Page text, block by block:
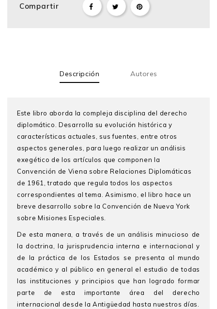
Compartir
Descripción Autores
Este libro aborda la compleja disciplina del derecho
diplomático. Desarrolla su evolución histórica y
características actuales, sus fuentes, entre otros
aspectos generales, para luego realizar un análisis
exegético de los artículos que componen la
Convención de Viena sobre Relaciones Diplomáticas
de 1961, tratado que regula todos los aspectos
correspondientes al tema. Asimismo, el libro hace un
breve desarrollo sobre la Convención de Nueva York
sobre Misiones Especiales.
De esta manera, a través de un análisis minucioso de
la doctrina, la jurisprudencia interna e internacional y
de la práctica de los Estados se presenta al mundo
académico y al público en general el estudio de todas
las instituciones y principios que han logrado formar
parte de esta importante área del derecho
internacional desde la Antigüedad hasta nuestros días.